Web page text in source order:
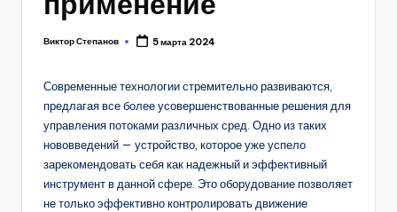
Posted
Виктор Степанов 5 марта 2024
Современные технологии стремительно развиваются,
предлагая все более усовершенствованные решения для
управления потоками различных сред. Одно из таких
нововведений — устройство, которое уже успело
зарекомендовать себя как надежный и эффективный
инструмент в данной сфере. Это оборудование позволяет
не только эффективно контролировать движение